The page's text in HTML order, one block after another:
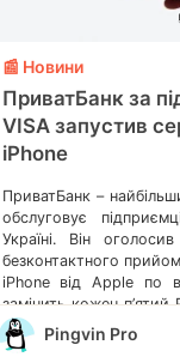
📰 Новини
ПриватБанк за
VISA запустив
iPhone
ПриватБанк –
обслуговує
Україні. Він
безконтактного
iPhone від Apple по
замінить кожен п’ятий
переносну модель
Термінал від
Pingvin Pro